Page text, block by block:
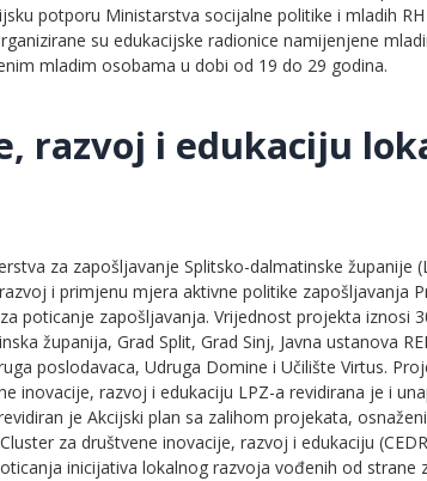
potporu Ministarstva socijalne politike i mladih
su edukacijske radionice namijenjene
mladim osobama u dobi od 19 do 29 godina.
razvoj i edukaciju
za zapošljavanje Splitsko-dalmatinske županije
i primjenu mjera aktivne politike zapošljavanja
poticanje zapošljavanja. Vrijednost projekta iznosi
županija, Grad Split, Grad Sinj, Javna ustanova
poslodavaca, Udruga Domine i Učilište Virtus.
inovacije, razvoj i edukaciju LPZ-a revidirana je i
je Akcijski plan sa zalihom projekata,
za društvene inovacije, razvoj i edukaciju
inicijativa lokalnog razvoja vođenih od strane